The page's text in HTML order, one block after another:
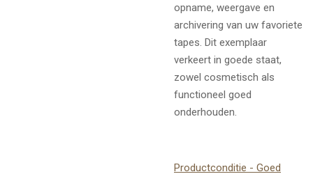
opname, weergave en
archivering van uw favoriete
tapes. Dit exemplaar
verkeert in goede staat,
zowel cosmetisch als
functioneel goed
onderhouden.
Productconditie - Goed